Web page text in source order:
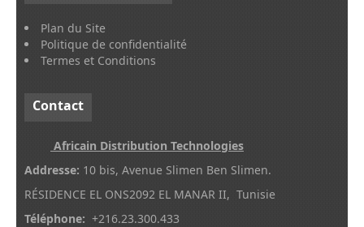
Plan du Site
Politique de confidentialité
Termes et Conditions
Contact
Africain Distribution Technologies
Addresse: 10 bis, Avenue Slimen Ben Slimen.
RÉSIDENCE EL ONS2092 EL MANAR II, Tunisie
Téléphone: +216.23.300.433